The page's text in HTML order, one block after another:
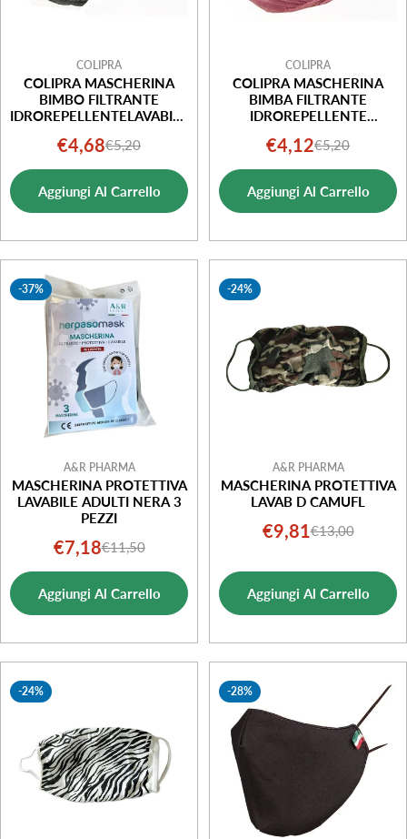
COLIPRA
COLIPRA MASCHERINA
BIMBO FILTRANTE
IDROREPELLENTELAVABILE
Prezzo
di
vendita
€4,68Prezzo
normale
€5,20
Aggiungi Al Carrello
COLIPRA
COLIPRA MASCHERINA
BIMBA FILTRANTE
IDROREPELLENTE
Prezzo
di
vendita
€4,12Prezzo
normale
€5,20
Aggiungi Al Carrello
-37%
A&R PHARMA
MASCHERINA PROTETTIVA
LAVABILE ADULTI NERA 3
PEZZI
Prezzo
di
vendita
€7,18Prezzo
normale
€11,50
Aggiungi Al Carrello
-24%
A&R PHARMA
MASCHERINA PROTETTIVA
LAVAB D CAMUFL
Prezzo
vendita
€9,81Prezzo
€13,00
Aggiungi Al Carrello
-24% -28%